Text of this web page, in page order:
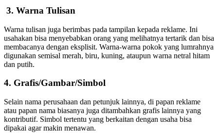
3. Warna Tulisan
Warna tulisan juga berimbas pada tampilan kepada reklame. Ini
usahakan bisa menyebabkan orang yang melihatnya tertarik dan bisa
membacanya dengan eksplisit. Warna-warna pokok yang lumrahnya
digunakan semisal merah, biru, kuning, ataupun warna netral hitam
dan putih.
4. Grafis/Gambar/Simbol
Selain nama perusahaan dan petunjuk lainnya, di papan reklame
atau papan nama biasanya juga ditambahkan grafis lainnya yang
kontributif. Simbol tertentu yang berkaitan dengan usaha bisa
dipakai agar makin menawan.